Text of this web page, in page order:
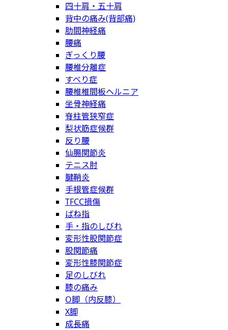
四十肩・五十肩
背中の痛み(背部痛)
肋間神経痛
腰痛
ぎっくり腰
腰椎分離症
すべり症
腰椎椎間板ヘルニア
坐骨神経痛
脊柱管狭窄症
梨状筋症候群
反り腰
仙腸関節炎
テニス肘
腱鞘炎
手根管症候群
TFCC損傷
ばね指
手・指のしびれ
変形性股関節症
股関節痛
変形性膝関節症
足のしびれ
膝の痛み
O脚（内反膝）
X脚
成長痛